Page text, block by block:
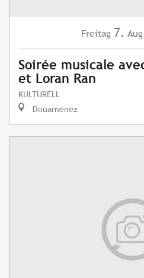
Freitag 7. Aug
Soirée musicale
et Loran Ran
KULTURELL
Douarnenez